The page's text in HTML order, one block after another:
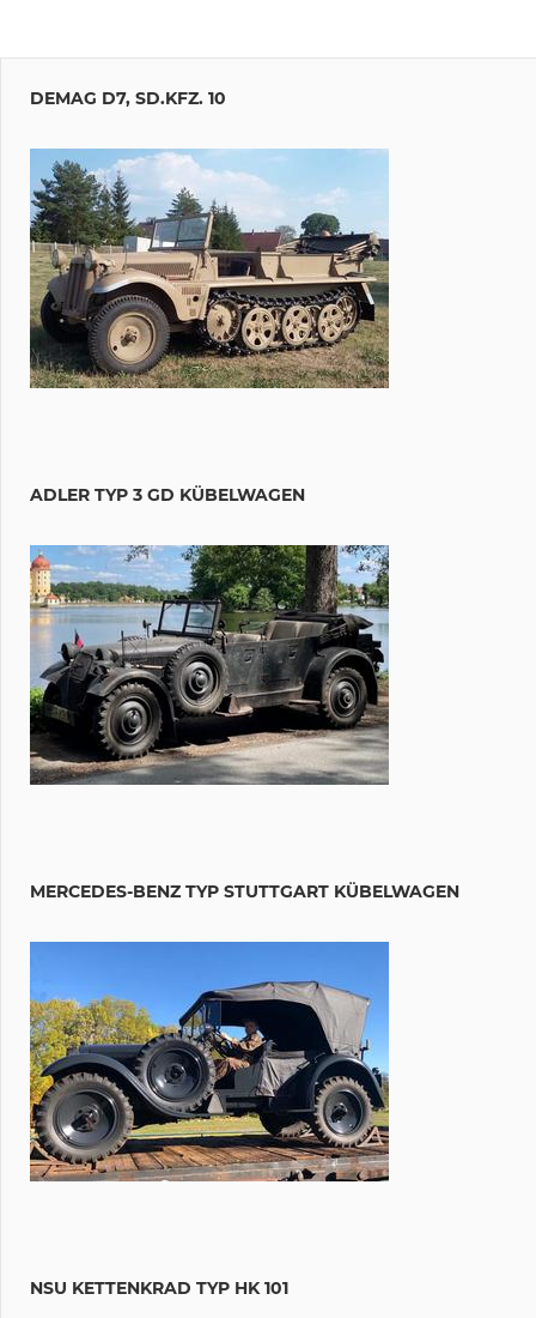
DEMAG D7, SD.KFZ. 10
ADLER TYP 3 GD KÜBELWAGEN
MERCEDES-BENZ TYP STUTTGART KÜBELWAGEN
NSU KETTENKRAD TYP HK 101